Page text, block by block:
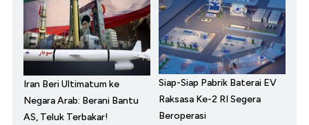
Iran Beri Ultimatum ke
Negara Arab: Berani Bantu
AS, Teluk Terbakar!
Siap-Siap Pabrik Baterai EV
Raksasa Ke-2 RI Segera
Beroperasi